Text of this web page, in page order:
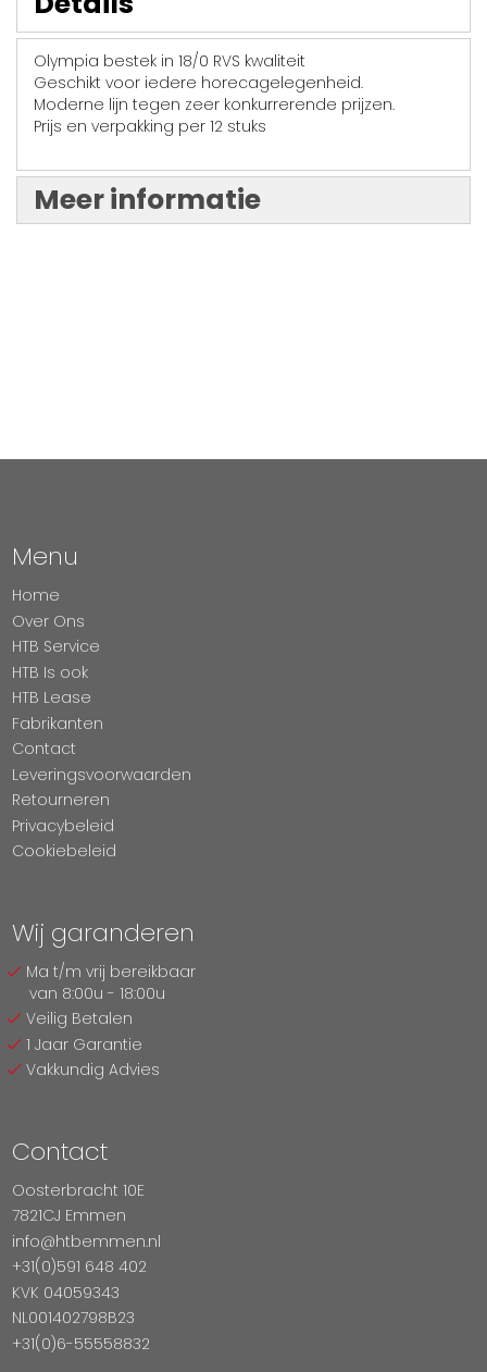
Olympia bestek in 18/0 RVS kwaliteit
Geschikt voor iedere horecagelegenheid.
Moderne lijn tegen zeer konkurrerende prijzen.
Prijs en verpakking per 12 stuks
Meer informatie
Menu
Home
Over Ons
HTB Service
HTB Is ook
HTB Lease
Fabrikanten
Contact
Leveringsvoorwaarden
Retourneren
Privacybeleid
Cookiebeleid
Wij garanderen
Ma t/m vrij bereikbaar
van 8:00u - 18:00u
Veilig Betalen
1 Jaar Garantie
Vakkundig Advies
Contact
Oosterbracht 10E
7821CJ Emmen
info@htbemmen.nl
+31(0)591 648 402
KVK 04059343
NL001402798B23
+31(0)6-55558832